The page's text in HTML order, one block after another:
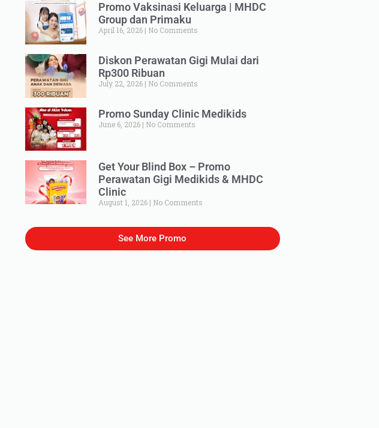
Promo Vaksinasi Keluarga | MHDC
Group dan Primaku
April 16, 2026 No Comments
Diskon Perawatan Gigi Mulai dari
Rp300 Ribuan
July 22, 2026 No Comments
Promo Sunday Clinic Medikids
June 6, 2026 No Comments
Get Your Blind Box – Promo
Perawatan Gigi Medikids & MHDC
Clinic
August 1, 2026 No Comments
See More Promo